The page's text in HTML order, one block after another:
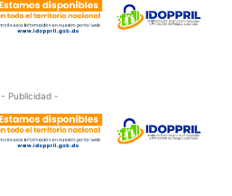
- Publicidad -